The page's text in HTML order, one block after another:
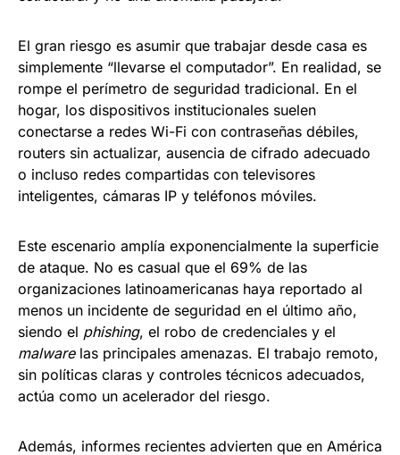
El gran riesgo es asumir que trabajar desde casa es
simplemente “llevarse el computador”. En realidad, se
rompe el perímetro de seguridad tradicional. En el
hogar, los dispositivos institucionales suelen
conectarse a redes Wi-Fi con contraseñas débiles,
routers sin actualizar, ausencia de cifrado adecuado
o incluso redes compartidas con televisores
inteligentes, cámaras IP y teléfonos móviles.
Este escenario amplía exponencialmente la superficie
de ataque. No es casual que el 69% de las
organizaciones latinoamericanas haya reportado al
menos un incidente de seguridad en el último año,
siendo el phishing, el robo de credenciales y el
malware las principales amenazas. El trabajo remoto,
sin políticas claras y controles técnicos adecuados,
actúa como un acelerador del riesgo.
Además, informes recientes advierten que en América